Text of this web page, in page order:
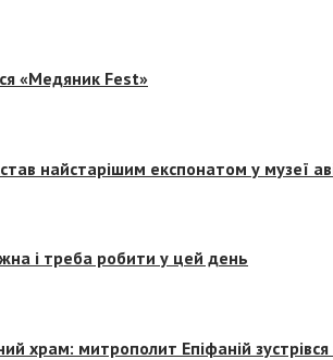
«Медяник Fest»
найстарішим експонатом у музеї
і треба робити у цей день
храм: митрополит Епіфаній